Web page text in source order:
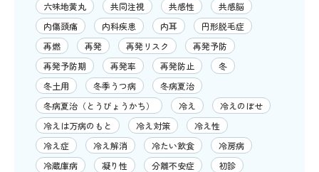
六味地黄丸
共同注視 共感性
共感脳
内傷頭痛
内科疾患 内耳
円形脱毛症
再燃
再発 再発リスク
再発予防
再発予防期
再発率 再発防止
冬
冬土用
冬季うつ病
冬病夏治
冬病夏治（とうびょうかち）
冷え
冷えのぼせ
冷えは万病のもと
冷え対策
冷え性
冷え症
冷え解消 冷たい飲食
冷房病
冷蔵庫病
凝り性 分離不安症
初診